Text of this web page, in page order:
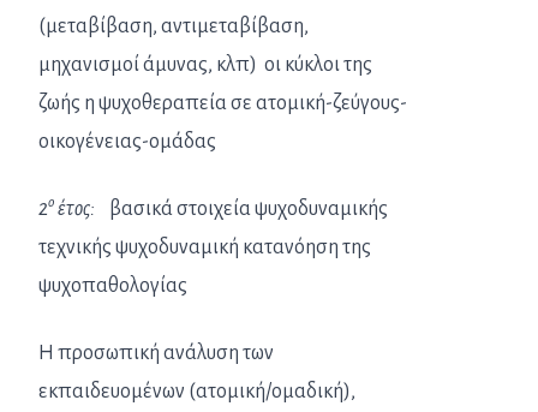
(μεταβίβαση, αντιμεταβίβαση,
μηχανισμοί άμυνας, κλπ) οι κύκλοι της
ζωής η ψυχοθεραπεία σε ατομική-ζεύγους-
οικογένειας-ομάδας
2ο έτος: βασικά στοιχεία ψυχοδυναμικής
τεχνικής ψυχοδυναμική κατανόηση της
ψυχοπαθολογίας
Η προσωπική ανάλυση των
εκπαιδευομένων (ατομική/ομαδική),